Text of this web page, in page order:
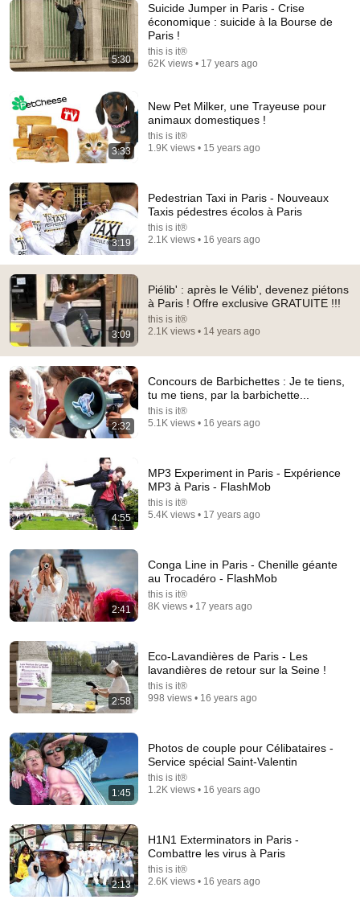
30 Tips I Wish I Knew Before Visiting Paris
Naick & Kim • 316K views
Mon mari a dit que ma grossesse le dégoûtait. Ses
excuses sont arrivées bien trop tard...
Familles en Ruine
New 19K views
Histoires de bivouac
Jef le Saltimbanque
New 28 views
5:30
Suicide Jumper in Paris - Crise
économique : suicide à la Bourse de
Paris !
this is it®
62K views • 17 years ago
3:33
New Pet Milker, une Trayeuse pour
animaux domestiques !
this is it®
1.9K views • 15 years ago
3:19
Pedestrian Taxi in Paris - Nouveaux
Taxis pédestres écolos à Paris
this is it®
2.1K views • 16 years ago
3:09
Piélib' : après le Vélib', devenez piétons
à Paris ! Offre exclusive GRATUITE !!!
this is it®
2.1K views • 14 years ago
2:32
Concours de Barbichettes : Je te tiens,
tu me tiens, par la barbichette...
this is it®
5.1K views • 16 years ago
4:55
MP3 Experiment in Paris - Expérience
MP3 à Paris - FlashMob
this is it®
5.4K views • 17 years ago
2:41
Conga Line in Paris - Chenille géante
au Trocadéro - FlashMob
this is it®
8K views • 17 years ago
2:58
Eco-Lavandières de Paris - Les
lavandières de retour sur la Seine !
this is it®
998 views • 16 years ago
1:45
Photos de couple pour Célibataires -
Service spécial Saint-Valentin
this is it®
1.2K views • 16 years ago
2:13
H1N1 Exterminators in Paris -
Combattre les virus à Paris
this is it®
2.6K views • 16 years ago